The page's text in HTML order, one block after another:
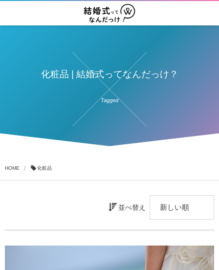
化粧品 | 結婚式ってなんだっけ？
Tagged
HOME 化粧品
並べ替え